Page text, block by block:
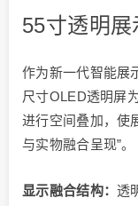
55寸透明
作为新一代智能展
尺寸OLED透明屏
进行空间叠加，使
与实物融合呈现”。
显示融合结构：透